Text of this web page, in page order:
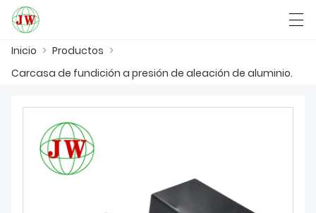
INICIO
PRODUCTOS
العربية Български
Inicio > Productos >
Carcasa de fundición a presión de aleación de aluminio.